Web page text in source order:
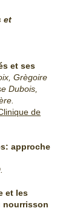
et
et ses
Grègoire
Dubois,
de
approche
et les
nourrisson